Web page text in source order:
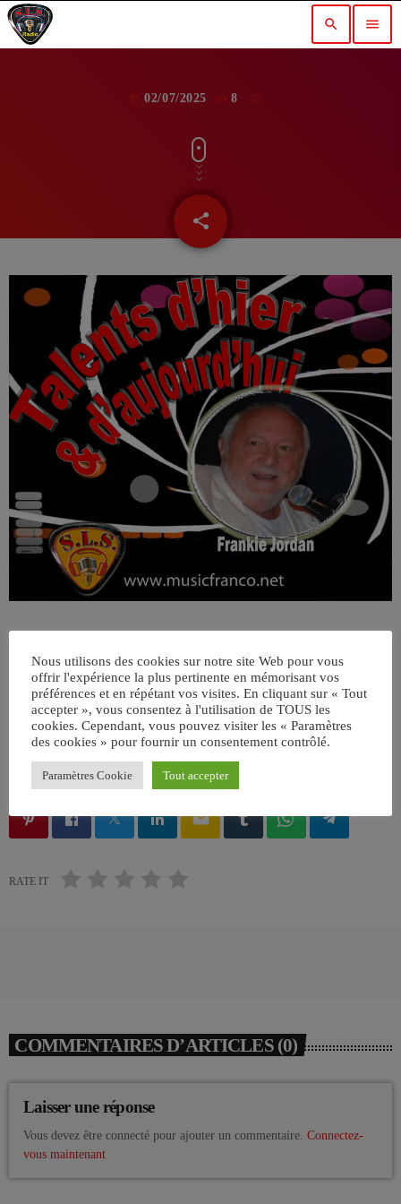
search menu
02/07/2025 8
share
email
email
RATE IT
COMMENTAIRES D’ARTICLES (0)
Laisser une réponse
Vous devez être connecté pour ajouter un commentaire. Connectez-
vous maintenant
Nous utilisons des cookies sur notre site Web pour vous
offrir l'expérience la plus pertinente en mémorisant vos
préférences et en répétant vos visites. En cliquant sur « Tout
accepter », vous consentez à l'utilisation de TOUS les
cookies. Cependant, vous pouvez visiter les « Paramètres
des cookies » pour fournir un consentement contrôlé.
Paramètres Cookie Tout accepter